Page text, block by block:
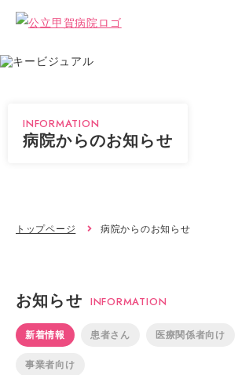
INFORMATION
病院からのお知らせ
トップページ 病院からのお知らせ
お知らせ INFORMATION
新着情報 患者さん 医療関係者向け
事業者向け